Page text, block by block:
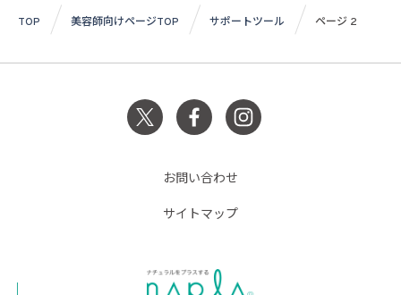
TOP 美容師向けページTOP サポートツール ページ 2
お問い合わせ
サイトマップ